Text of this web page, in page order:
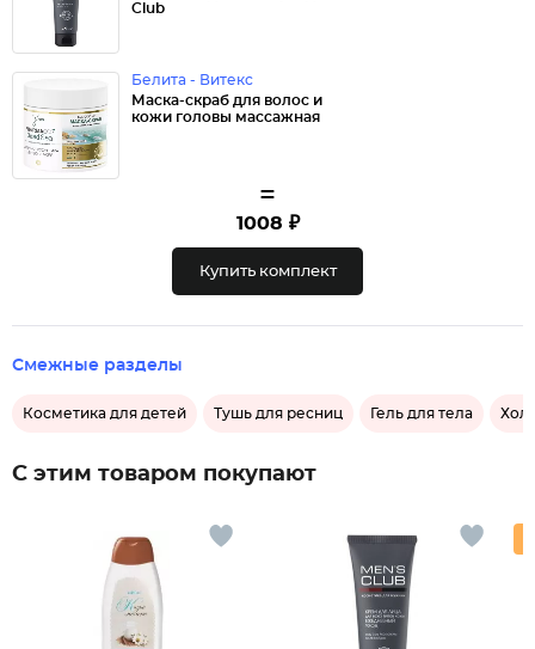
Club
Белита - Витекс
Маска-скраб для волос и
кожи головы массажная
=
1008 ₽
Купить комплект
Смежные разделы
Косметика для детей Тушь для ресниц Гель для тела
С этим товаром покупают